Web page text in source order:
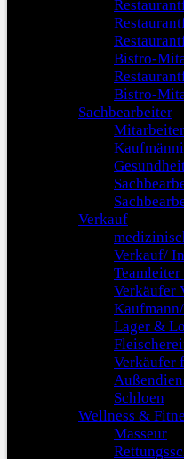
Bistro-
Bistro-
Sachbearbeiter
Verkauf
Verkauf/
Verkäufer
Lager &
Verkäufer
Schloen
Wellness &
Masseur